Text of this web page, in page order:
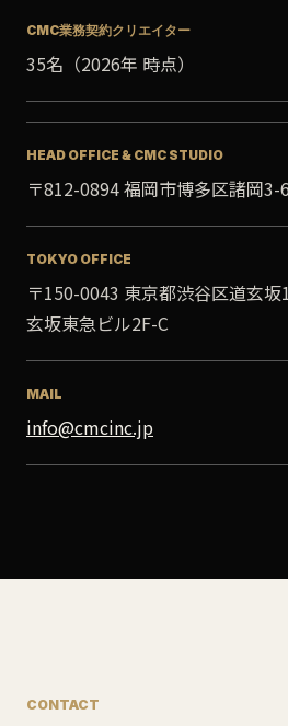
CMC業務契約クリエイター
35名（2026年 時点）
HEAD OFFICE & CMC STUDIO
〒812-0894 福岡市博多区諸岡3-
TOKYO OFFICE
〒150-0043 東京都渋谷区道玄
玄坂東急ビル2F-C
MAIL
info@cmcinc.jp
CONTACT